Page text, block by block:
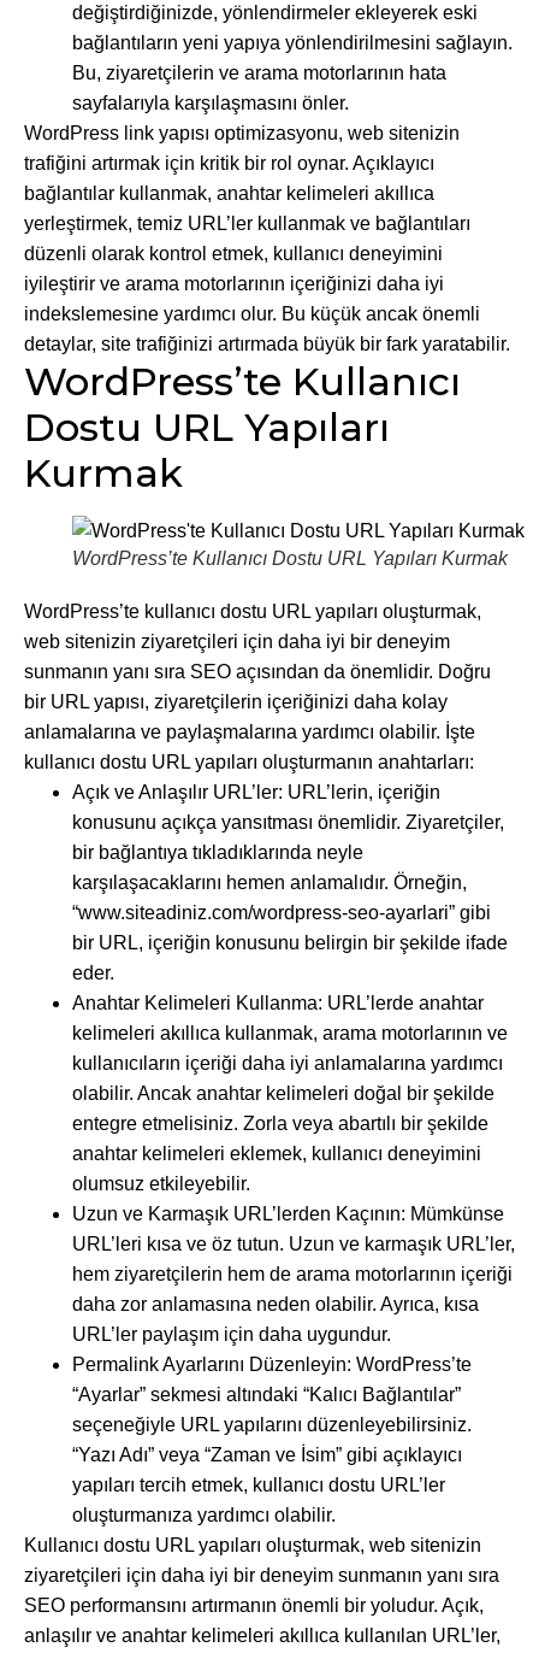
değiştirdiğinizde, yönlendirmeler ekleyerek eski
bağlantıların yeni yapıya yönlendirilmesini sağlayın.
Bu, ziyaretçilerin ve arama motorlarının hata
sayfalarıyla karşılaşmasını önler.
WordPress link yapısı optimizasyonu, web sitenizin
trafiğini artırmak için kritik bir rol oynar. Açıklayıcı
bağlantılar kullanmak, anahtar kelimeleri akıllıca
yerleştirmek, temiz URL’ler kullanmak ve bağlantıları
düzenli olarak kontrol etmek, kullanıcı deneyimini
iyileştirir ve arama motorlarının içeriğinizi daha iyi
indekslemesine yardımcı olur. Bu küçük ancak önemli
detaylar, site trafiğinizi artırmada büyük bir fark yaratabilir.
WordPress’te Kullanıcı
Dostu URL Yapıları
Kurmak
WordPress’te Kullanıcı Dostu URL Yapıları Kurmak
WordPress’te kullanıcı dostu URL yapıları oluşturmak,
web sitenizin ziyaretçileri için daha iyi bir deneyim
sunmanın yanı sıra SEO açısından da önemlidir. Doğru
bir URL yapısı, ziyaretçilerin içeriğinizi daha kolay
anlamalarına ve paylaşmalarına yardımcı olabilir. İşte
kullanıcı dostu URL yapıları oluşturmanın anahtarları:
Açık ve Anlaşılır URL’ler: URL’lerin, içeriğin
konusunu açıkça yansıtması önemlidir. Ziyaretçiler,
bir bağlantıya tıkladıklarında neyle
karşılaşacaklarını hemen anlamalıdır. Örneğin,
“www.siteadiniz.com/wordpress-seo-ayarlari” gibi
bir URL, içeriğin konusunu belirgin bir şekilde ifade
eder.
Anahtar Kelimeleri Kullanma: URL’lerde anahtar
kelimeleri akıllıca kullanmak, arama motorlarının ve
kullanıcıların içeriği daha iyi anlamalarına yardımcı
olabilir. Ancak anahtar kelimeleri doğal bir şekilde
entegre etmelisiniz. Zorla veya abartılı bir şekilde
anahtar kelimeleri eklemek, kullanıcı deneyimini
olumsuz etkileyebilir.
Uzun ve Karmaşık URL’lerden Kaçının: Mümkünse
URL’leri kısa ve öz tutun. Uzun ve karmaşık URL’ler,
hem ziyaretçilerin hem de arama motorlarının içeriği
daha zor anlamasına neden olabilir. Ayrıca, kısa
URL’ler paylaşım için daha uygundur.
Permalink Ayarlarını Düzenleyin: WordPress’te
“Ayarlar” sekmesi altındaki “Kalıcı Bağlantılar”
seçeneğiyle URL yapılarını düzenleyebilirsiniz.
“Yazı Adı” veya “Zaman ve İsim” gibi açıklayıcı
yapıları tercih etmek, kullanıcı dostu URL’ler
oluşturmanıza yardımcı olabilir.
Kullanıcı dostu URL yapıları oluşturmak, web sitenizin
ziyaretçileri için daha iyi bir deneyim sunmanın yanı sıra
SEO performansını artırmanın önemli bir yoludur. Açık,
anlaşılır ve anahtar kelimeleri akıllıca kullanılan URL’ler,